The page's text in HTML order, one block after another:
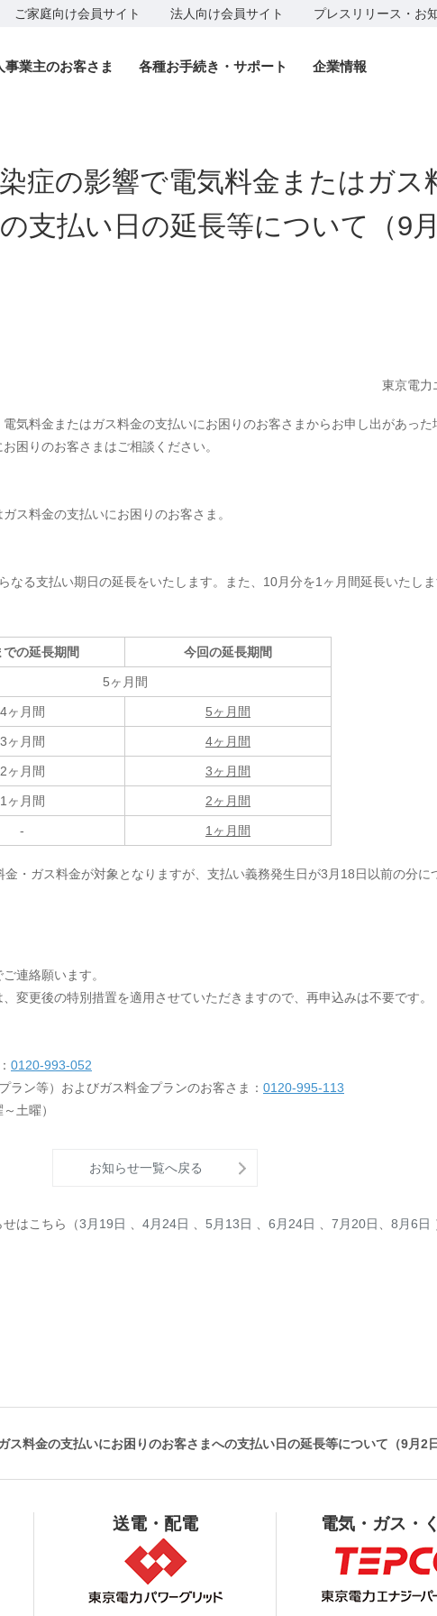
ご家庭向け会員サイト 法人向け会員サイト プレスリリース・お
事業主のお客さま 各種お手続き・サポート 企業情報
症の影響で電気料金またはガス
支払い日の延長等について（9
東京電力
気料金またはガス料金の支払いにお困りのお客さまからお申し出があっ
困りのお客さまはご相談ください。
ス料金の支払いにお困りのお客さま。
る支払い期日の延長をいたします。また、10月分を1ヶ月間延長いたしま
での延長期間 今回の延長期間
5ヶ月間
4ヶ月間 5ヶ月間
3ヶ月間 4ヶ月間
2ヶ月間 3ヶ月間
1ヶ月間 2ヶ月間
- 1ヶ月間
・ガス料金が対象となりますが、支払い義務発生日が3月18日以前の分に
連絡願います。
変更後の特別措置を適用させていただきますので、再申込みは不要です。
0120-993-052
ン等）およびガス料金プランのお客さま： 0120-995-113
土曜）
お知らせ一覧へ戻る
はこちら（3月19日 4月24日 5月13日 6月24日 7月20日 8月6日
料金の支払いにお困りのお客さまへの支払い日の延長等について（9月2
送電・配電 電気・ガス・